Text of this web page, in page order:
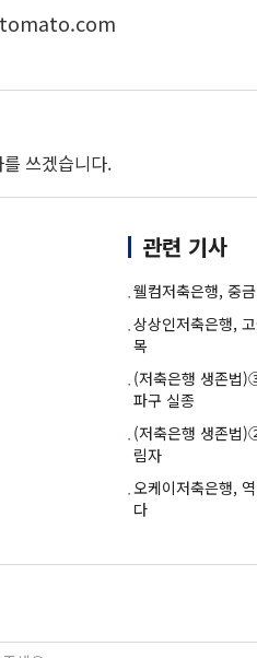
쓰겠습니다.
관련 기사
웰컴저축은행, 중
상상인저축은행,
목
(저축은행 생존법
파구 실종
(저축은행 생존법
림자
오케이저축은행,
다